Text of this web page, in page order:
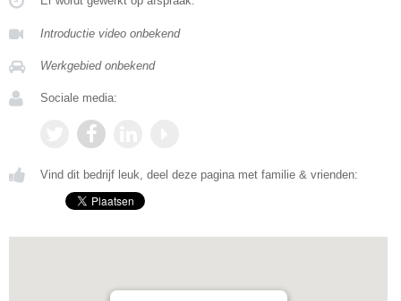
Introductie video onbekend
Werkgebied onbekend
Sociale media:
Vind dit bedrijf leuk, deel deze pagina met familie & vrienden: